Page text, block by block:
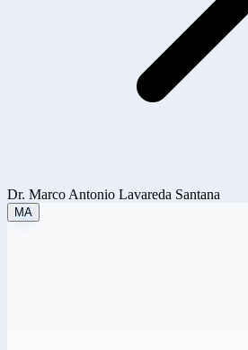
Dr. Marco Antonio Lavareda Santana
MA